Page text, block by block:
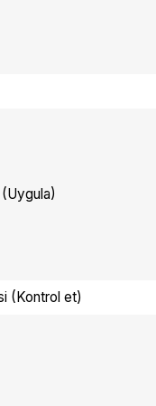
(Kontrol et)